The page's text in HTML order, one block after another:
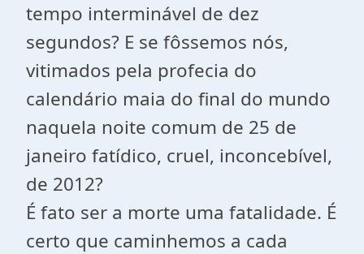
tempo interminável de dez
segundos? E se fôssemos nós,
vitimados pela profecia do
calendário maia do final do mundo
naquela noite comum de 25 de
janeiro fatídico, cruel, inconcebível,
de 2012?
É fato ser a morte uma fatalidade. É
certo que caminhemos a cada